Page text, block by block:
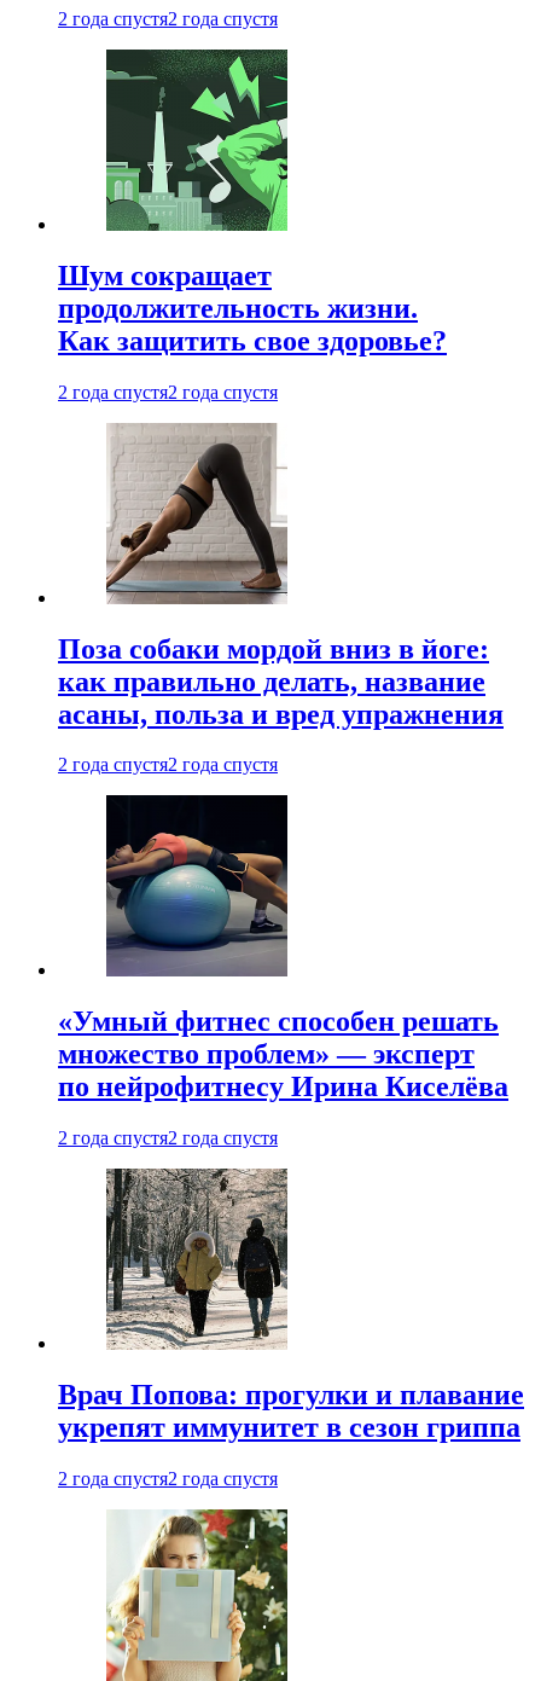
2 года спустя2 года спустя
Шум сокращает
продолжительность жизни.
Как защитить свое здоровье?
2 года спустя2 года спустя
Поза собаки мордой вниз в йоге:
как правильно делать, название
асаны, польза и вред упражнения
2 года спустя2 года спустя
«Умный фитнес способен решать
множество проблем» — эксперт
по нейрофитнесу Ирина Киселёва
2 года спустя2 года спустя
Врач Попова: прогулки и плавание
укрепят иммунитет в сезон гриппа
2 года спустя2 года спустя